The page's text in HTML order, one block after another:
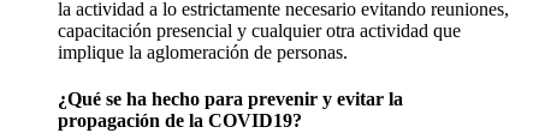
la actividad a lo estrictamente necesario evitando reuniones,
capacitación presencial y cualquier otra actividad que
implique la aglomeración de personas.
¿Qué se ha hecho para prevenir y evitar la
propagación de la COVID19?